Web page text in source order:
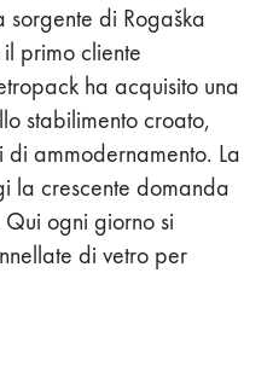
di Rogaška
primo cliente
ha acquisito una
stabilimento croato,
ammodernamento. La
la crescente domanda
ogni giorno si
di vetro per